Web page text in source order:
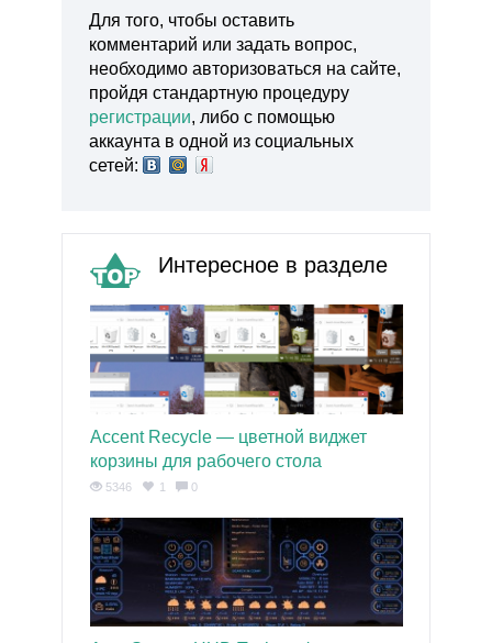
Для того, чтобы оставить
комментарий или задать вопрос,
необходимо авторизоваться на сайте,
пройдя стандартную процедуру
регистрации, либо с помощью
аккаунта в одной из социальных
сетей:
Интересное в разделе
Accent Recycle — цветной виджет
корзины для рабочего стола
5346 1 0